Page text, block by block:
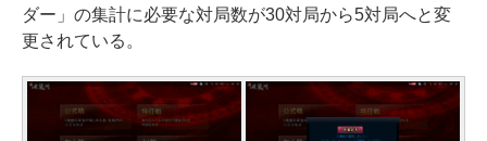
ダー」の集計に必要な対局数が30対局から5対局へと変
更されている。